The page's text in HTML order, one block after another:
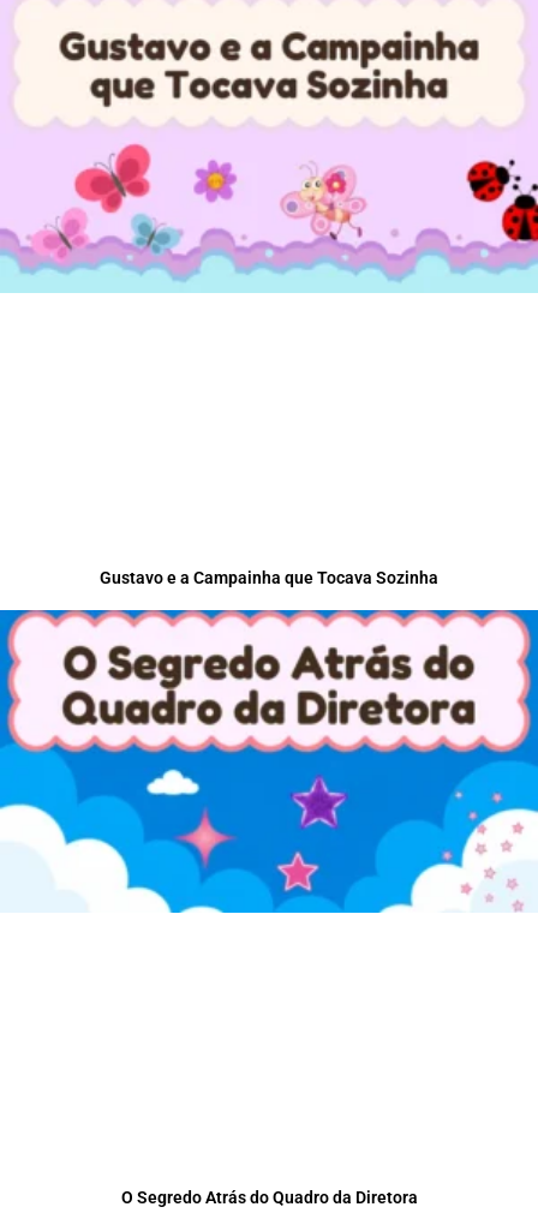
Gustavo e a Campainha que Tocava Sozinha
O Segredo Atrás do Quadro da Diretora